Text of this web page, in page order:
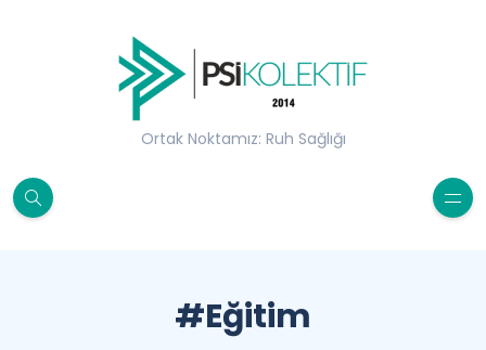
Ortak Noktamız: Ruh Sağlığı
#Eğitim